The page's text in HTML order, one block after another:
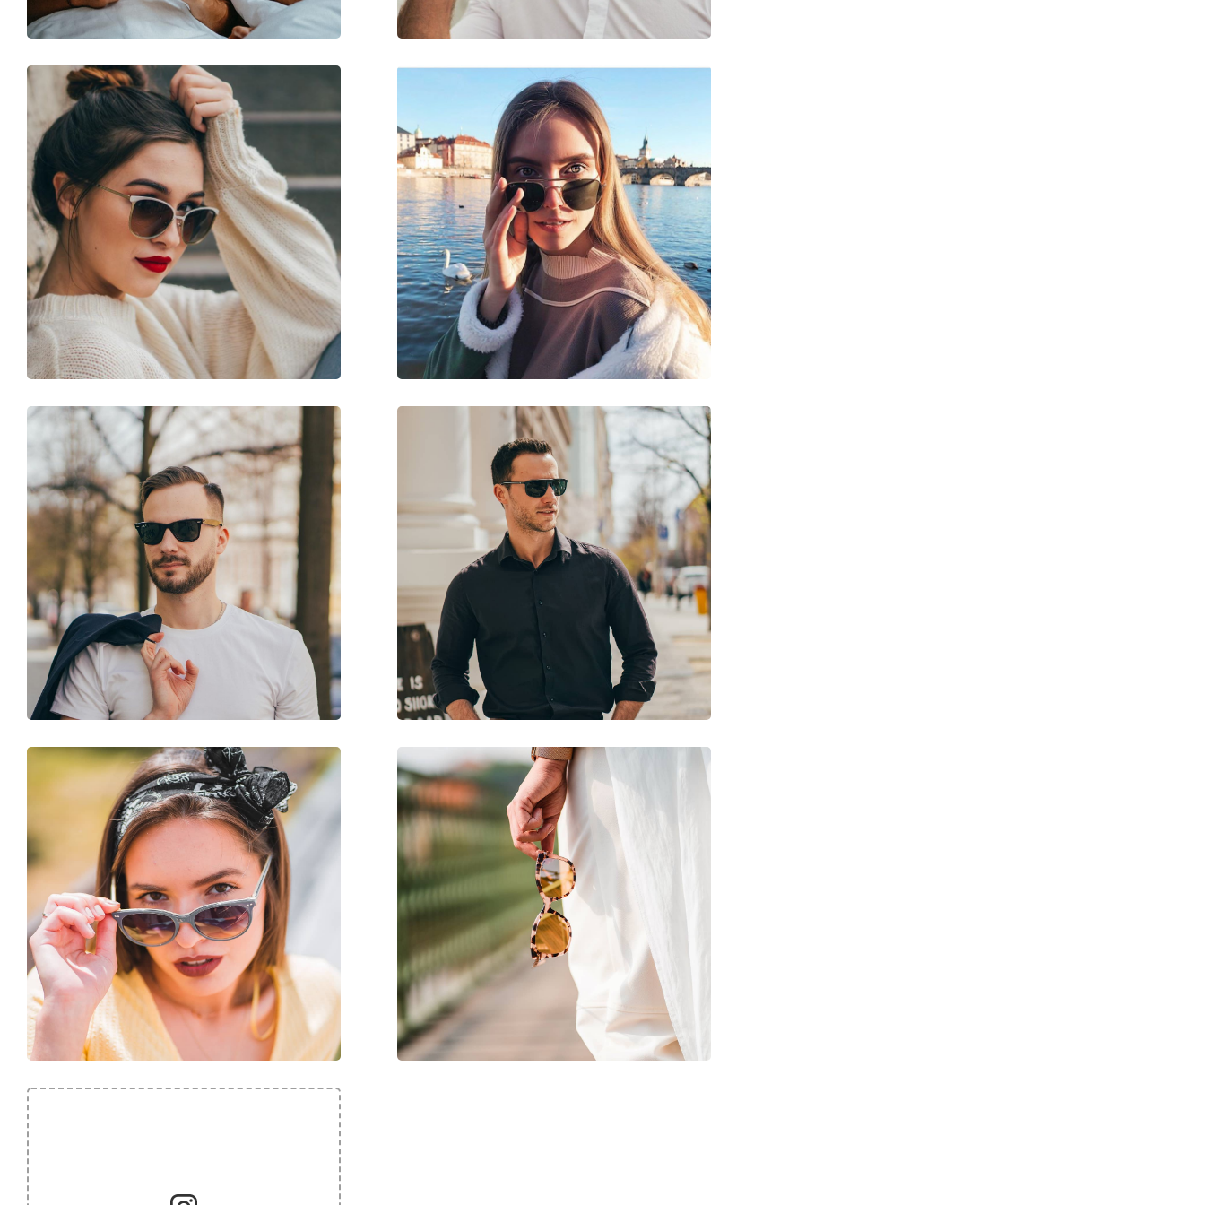
Флексибилни панти:
Не
Аксесоари
Кутия:
Да
Кърпичка за почистване:
Други
Unisex
Категория:
Слънчеви очила
Марка:
Carrera
Предназначение:
Мода
Код:
Flaglab 15 VK6 99